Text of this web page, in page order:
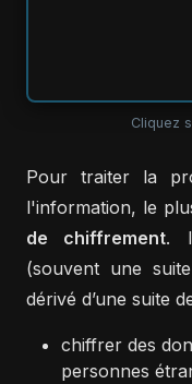
Cliquez
Pour traiter la
l'information, le
de chiffrement.
(souvent une
dérivé d’une suite
chiffrer des
personnes